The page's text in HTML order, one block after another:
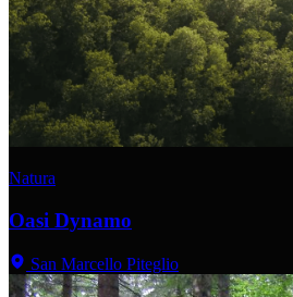
Natura
Oasi Dynamo
San Marcello Piteglio